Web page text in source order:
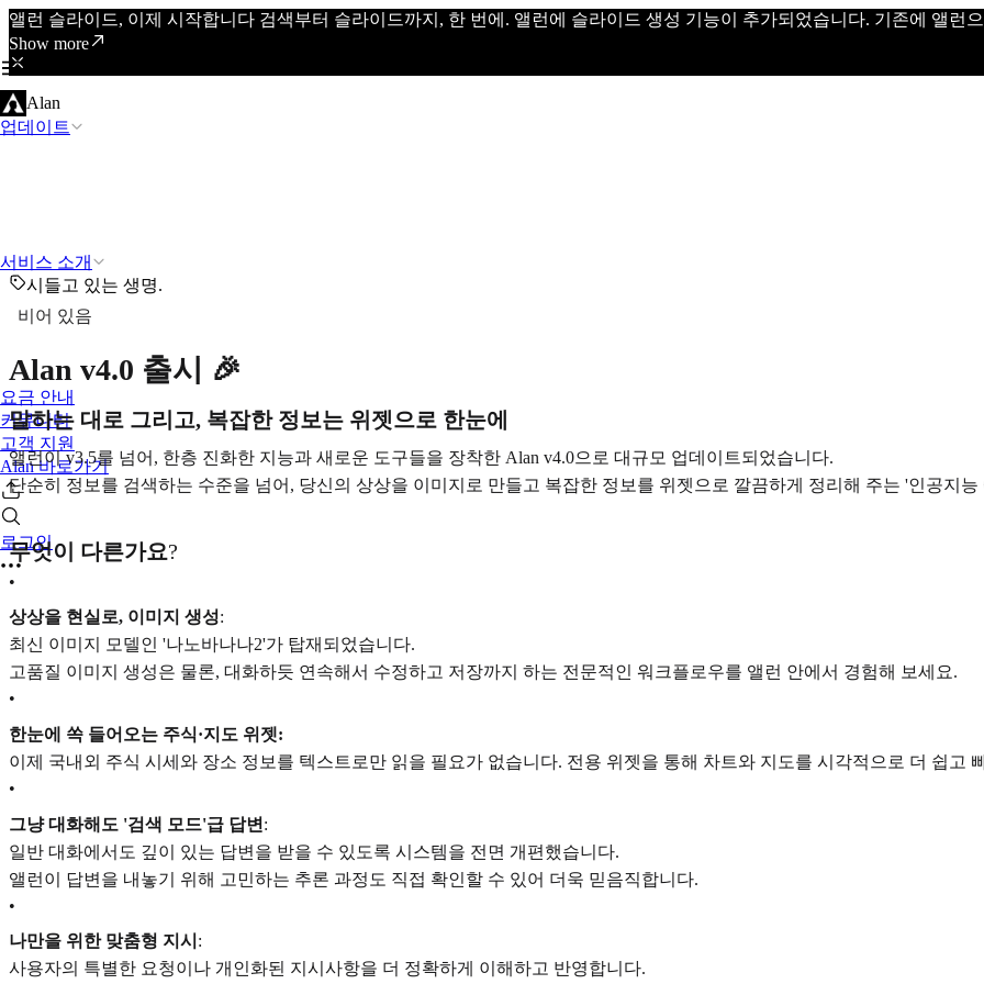
앨런 슬라이드, 이제 시작합니다 검색부터 슬라이드까지, 한 번에. 앨런에 슬라이드 생성 기능이 추가되었습니다. 기존에 앨런
Show more
Alan
업데이트
서비스 소개
요금 안내
커뮤니티
고객 지원
Alan 바로가기
로그인
시들고 있는 생명.
비어 있음
Alan v4.0 출시 🎉
말하는 대로 그리고, 복잡한 정보는 위젯으로 한눈에
앨런이 v3.5를 넘어, 한층 진화한 지능과 새로운 도구들을 장착한 Alan v4.0으로 대규모 업데이트되었습니다.
단순히 정보를 검색하는 수준을 넘어, 당신의 상상을 이미지로 만들고 복잡한 정보를 위젯으로 깔끔하게 정리해 주는 '인공지
무엇이 다른가요?
•
상상을 현실로, 이미지 생성:
최신 이미지 모델인 '나노바나나2'가 탑재되었습니다.
고품질 이미지 생성은 물론, 대화하듯 연속해서 수정하고 저장까지 하는 전문적인 워크플로우를 앨런 안에서 경험해 보세요.
•
한눈에 쏙 들어오는 주식·지도 위젯:
이제 국내외 주식 시세와 장소 정보를 텍스트로만 읽을 필요가 없습니다. 전용 위젯을 통해 차트와 지도를 시각적으로 더 쉽고
•
그냥 대화해도 '검색 모드'급 답변 :
일반 대화에서도 깊이 있는 답변을 받을 수 있도록 시스템을 전면 개편했습니다.
앨런이 답변을 내놓기 위해 고민하는 추론 과정도 직접 확인할 수 있어 더욱 믿음직합니다.
•
나만을 위한 맞춤형 지시 :
사용자의 특별한 요청이나 개인화된 지시사항을 더 정확하게 이해하고 반영합니다.